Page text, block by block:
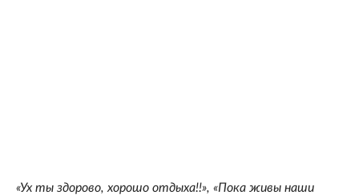
«Ух ты здорово, хорошо отдыха!!», «Пока живы наши